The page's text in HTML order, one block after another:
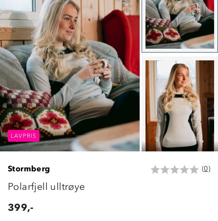
LAVPRIS LAVPRIS
LAVPRIS
Stormberg (0)
Polarfjell ulltrøye
399,-